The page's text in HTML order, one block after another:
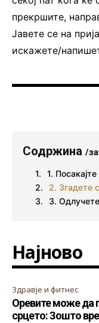
прекршите,
Јавете се на
искажете/
Содржина /
1. Посакајте
2. Згадете
3.
Најново
Здравје и фитнес
Оревите може да
срцето: Зошто